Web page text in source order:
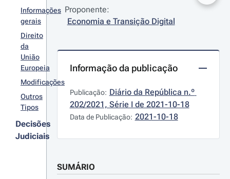
Informações
gerais
Direito
da
União
Europeia
Modificações
Outros
Tipos
Decisões
Judiciais
Proponente:
Economia e Transição Digital
Informação da publicação
Publicação: Diário da República n.º
202/2021, Série I de 2021-10-18
Data de Publicação: 2021-10-18
SUMÁRIO